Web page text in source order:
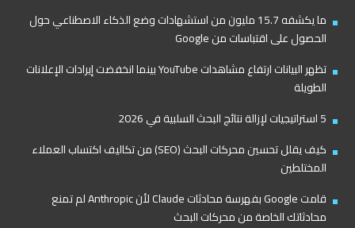
ما يكشفه 15.7 مليون من استشهادات وضع الذكاء الاصطناعي حول
الحصول على اقتباسات من Google
تظهر البيانات ارتفاع مشاهدات YouTube بينما انخفضت إيرادات الإعلانات
الطويلة
5 استراتيجيات لإزالة نتائج البحث السلبية في 2026
كيف يقلل تحسين محركات البحث (SEO) من تكاليف اكتساب العملاء
المختلطين
قامت Google بفهرسة محادثات Claude لأن Anthropic لم تمنع
محادثاتك الخاصة من محركات البحث